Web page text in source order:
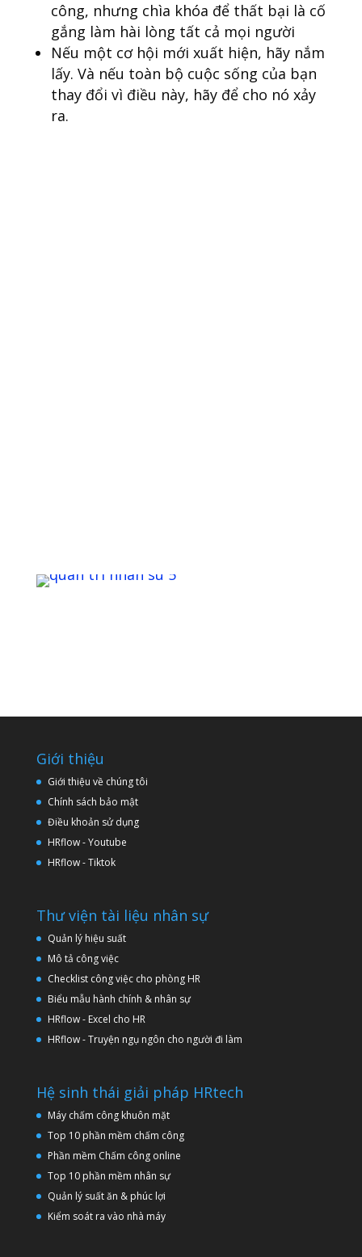
công, nhưng chìa khóa để thất bại là cố
gắng làm hài lòng tất cả mọi người
Nếu một cơ hội mới xuất hiện, hãy nắm
lấy. Và nếu toàn bộ cuộc sống của bạn
thay đổi vì điều này, hãy để cho nó xảy
ra.
Giới thiệu
Giới thiệu về chúng tôi
Chính sách bảo mật
Điều khoản sử dụng
HRflow - Youtube
HRflow - Tiktok
Thư viện tài liệu nhân sự
Quản lý hiệu suất
Mô tả công việc
Checklist công việc cho phòng HR
Biểu mẫu hành chính & nhân sự
HRflow - Excel cho HR
HRflow - Truyện ngụ ngôn cho người đi làm
Hệ sinh thái giải pháp HRtech
Máy chấm công khuôn mặt
Top 10 phần mềm chấm công
Phần mềm Chấm công online
Top 10 phần mềm nhân sự
Quản lý suất ăn & phúc lợi
Kiểm soát ra vào nhà máy